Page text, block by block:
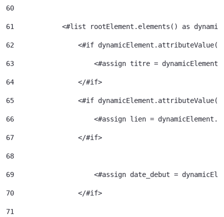
60
61
<#list rootElement.elements() as
62
<#if
63
<#assign titre =
64
                </#if>
65
<#if
66
<#assign lien =
67
                </#if>
68
69
<#assign date_debut =
70
                </#if>
71